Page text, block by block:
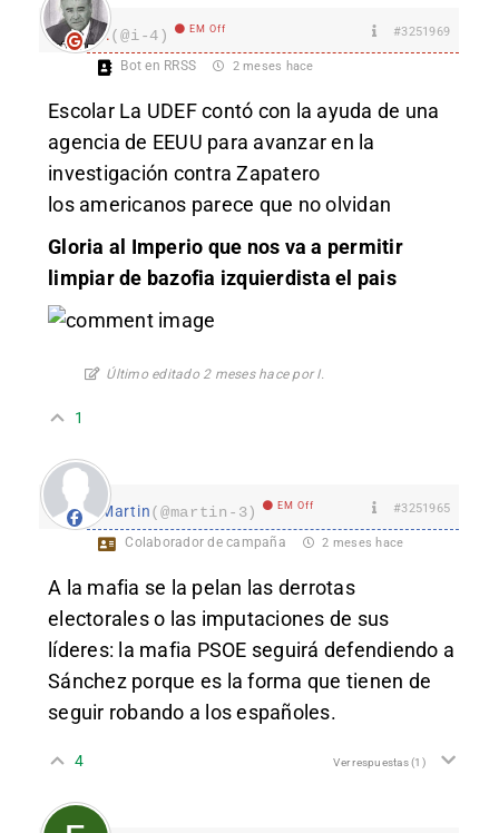
I.(@i-4) EM Off #3251969
Bot en RRSS 2 meses hace
Escolar La UDEF contó con la ayuda de una
agencia de EEUU para avanzar en la
investigación contra Zapatero
los americanos parece que no olvidan
Gloria al Imperio que nos va a permitir
limpiar de bazofia izquierdista el pais
Último editado 2 meses hace por I.
1
Martin(@martin-3) EM Off #3251965
Colaborador de campaña 2 meses hace
A la mafia se la pelan las derrotas
electorales o las imputaciones de sus
líderes: la mafia PSOE seguirá defendiendo a
Sánchez porque es la forma que tienen de
seguir robando a los españoles.
4 Ver respuestas(1)